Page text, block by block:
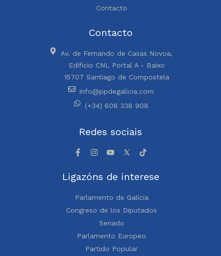
Contacto
Contacto
Av. de Fernando de Casas Novoa,
Edificio CNL Portal A - Baixo
15707 Santiago de Compostela
info@ppdegalicia.com
(+34) 608 338 908
Redes sociais
Ligazóns de interese
Parlamento de Galicia
Congreso de los Diputados
Senado
Parlamento Europeo
Partido Popular